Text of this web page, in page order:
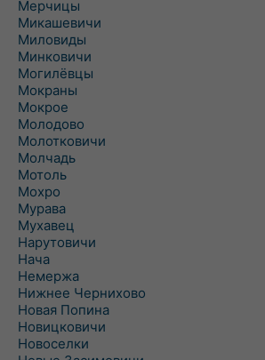
Мерчицы
Микашевичи
Миловиды
Минковичи
Могилёвцы
Мокраны
Мокрое
Молодово
Молотковичи
Молчадь
Мотоль
Мохро
Мурава
Мухавец
Нарутовичи
Нача
Немержа
Нижнее Чернихово
Новая Попина
Новицковичи
Новоселки